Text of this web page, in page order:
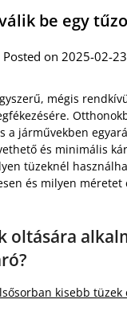
be egy
Posted on 2025-02-23
mégis
a járművekben
és minimális
tüzeknél
és milyen méretet
oltására
kisebb tüzek